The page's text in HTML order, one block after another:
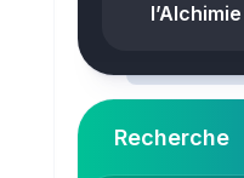
l’Alchimie
Recherche